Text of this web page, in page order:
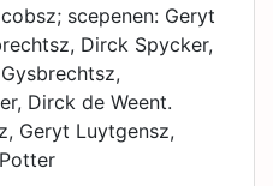
scepenen: Geryt
Dirck Spycker,
Dirck de Weent.
Geryt Luytgensz,